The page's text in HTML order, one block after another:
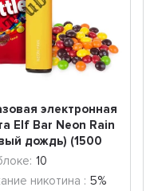
электронная
Elf Bar Neon Rain
дождь) (1500
10
никотина : 5%